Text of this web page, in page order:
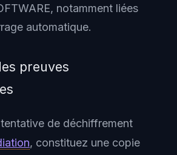
notamment liées
automatique.
preuves
de déchiffrement
, constituez une copie